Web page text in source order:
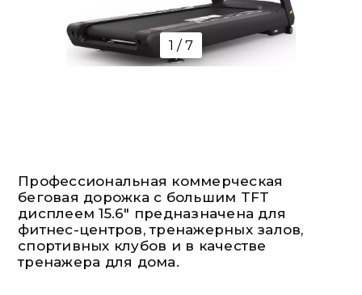
1 / 7
Профессиональная коммерческая
беговая дорожка с большим TFT
дисплеем 15.6" предназначена для
фитнес-центров, тренажерных залов,
спортивных клубов и в качестве
тренажера для дома.